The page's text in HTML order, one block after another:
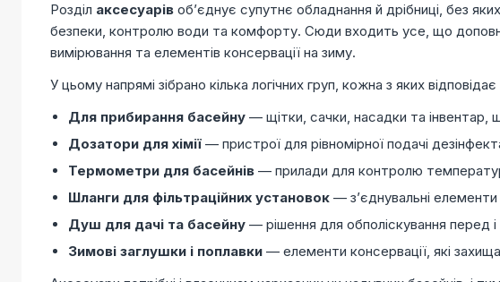
Розділ аксесуарів обʼєднує супутнє обладнання й дрібниці, без
безпеки, контролю води та комфорту. Сюди входить усе, що
вимірювання та елементів консервації на зиму.
У цьому напрямі зібрано кілька логічних груп, кожна з яких
Для прибирання басейну — щітки, сачки, насадки та інвентар,
Дозатори для хімії— пристрої для рівномірної подачі
Термометри для басейнів — прилади для контролю
Шланги для фільтраційних установок — зʼєднувальні
Душ для дачі та басейну — рішення для обполіскування перед
Зимові заглушки і поплавки — елементи консервації, які